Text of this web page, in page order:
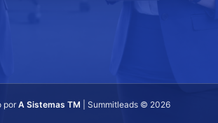
por A Sistemas TM | Summitleads © 2026